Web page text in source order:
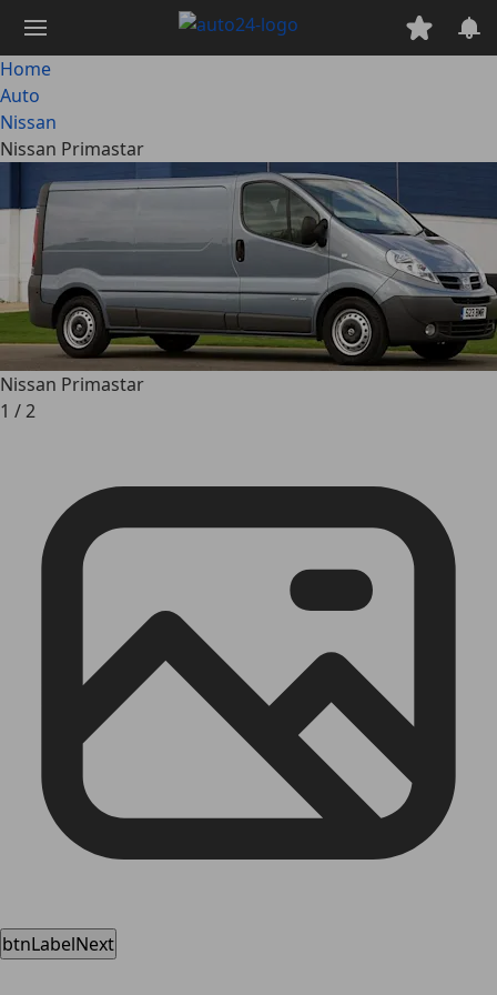
contenuto
principale
Home
Auto
Nissan
Nissan Primastar
Nissan Primastar
1 /2
btnLabelNext